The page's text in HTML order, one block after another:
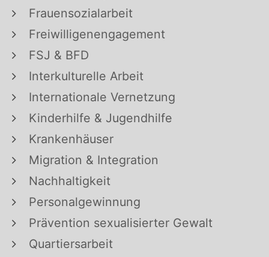
Frauensozialarbeit
Freiwilligenengagement
FSJ & BFD
Interkulturelle Arbeit
Internationale Vernetzung
Kinderhilfe & Jugendhilfe
Krankenhäuser
Migration & Integration
Nachhaltigkeit
Personalgewinnung
Prävention sexualisierter Gewalt
Quartiersarbeit